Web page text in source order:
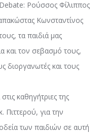
Debate: Ρούσσος Φίλιππος
Κωνσταντίνος
τα παιδιά μας
και τον σεβασμό τους,
διοργανωτές και τους
καθηγήτριες της
Πιττερού, για την
των παιδιών σε αυτή